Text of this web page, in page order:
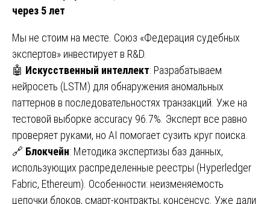
через 5 лет
Мы не стоим на месте. Союз «Федерация судебных
экспертов» инвестирует в R&D.
🤖 Искусственный интеллект: Разрабатываем
нейросеть (LSTM) для обнаружения аномальных
паттернов в последовательностях транзакций. Уже на
тестовой выборке accuracy 96.7%. Эксперт все равно
проверяет руками, но AI помогает сузить круг поиска.
🔗 Блокчейн: Методика экспертизы баз данных,
использующих распределенные реестры (Hyperledger
Fabric, Ethereum). Особенности: неизменяемость
цепочки блоков, смарт-контракты, консенсус. Уже дали